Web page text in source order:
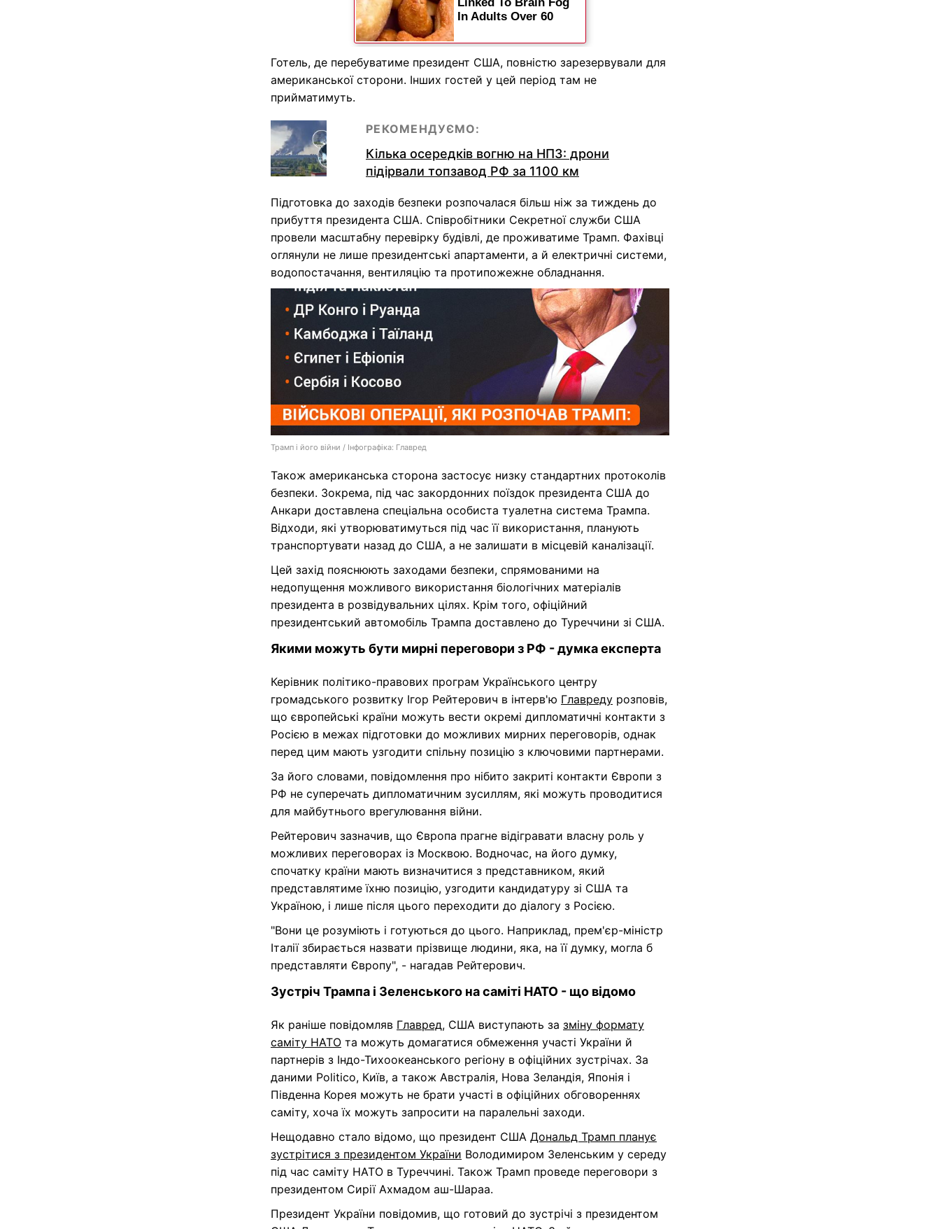
Готель, де перебуватиме президент США, повністю зарезервували для
американської сторони. Інших гостей у цей період там не
прийматимуть.
РЕКОМЕНДУЄМО:
Кілька осередків вогню на НПЗ: дрони
підірвали топзавод РФ за 1100 км
Підготовка до заходів безпеки розпочалася більш ніж за тиждень до
прибуття президента США. Співробітники Секретної служби США
провели масштабну перевірку будівлі, де проживатиме Трамп. Фахівці
оглянули не лише президентські апартаменти, а й електричні системи,
водопостачання, вентиляцію та протипожежне обладнання.
Трамп і його війни / Інфографіка: Главред
Також американська сторона застосує низку стандартних протоколів
безпеки. Зокрема, під час закордонних поїздок президента США до
Анкари доставлена спеціальна особиста туалетна система Трампа.
Відходи, які утворюватимуться під час її використання, планують
транспортувати назад до США, а не залишати в місцевій каналізації.
Цей захід пояснюють заходами безпеки, спрямованими на
недопущення можливого використання біологічних матеріалів
президента в розвідувальних цілях. Крім того, офіційний
президентський автомобіль Трампа доставлено до Туреччини зі США.
Якими можуть бути мирні переговори з РФ - думка експерта
Керівник політико-правових програм Українського центру
громадського розвитку Ігор Рейтерович в інтерв'ю Главреду розповів,
що європейські країни можуть вести окремі дипломатичні контакти з
Росією в межах підготовки до можливих мирних переговорів, однак
перед цим мають узгодити спільну позицію з ключовими партнерами.
За його словами, повідомлення про нібито закриті контакти Європи з
РФ не суперечать дипломатичним зусиллям, які можуть проводитися
для майбутнього врегулювання війни.
Рейтерович зазначив, що Європа прагне відігравати власну роль у
можливих переговорах із Москвою. Водночас, на його думку,
спочатку країни мають визначитися з представником, який
представлятиме їхню позицію, узгодити кандидатуру зі США та
Україною, і лише після цього переходити до діалогу з Росією.
"Вони це розуміють і готуються до цього. Наприклад, прем'єр-міністр
Італії збирається назвати прізвище людини, яка, на її думку, могла б
представляти Європу", - нагадав Рейтерович.
Зустріч Трампа і Зеленського на саміті НАТО - що відомо
Як раніше повідомляв Главред, США виступають за зміну формату
саміту НАТО та можуть домагатися обмеження участі України й
партнерів з Індо-Тихоокеанського регіону в офіційних зустрічах. За
даними Politico, Київ, а також Австралія, Нова Зеландія, Японія і
Південна Корея можуть не брати участі в офіційних обговореннях
саміту, хоча їх можуть запросити на паралельні заходи.
Нещодавно стало відомо, що президент США Дональд Трамп планує
зустрітися з президентом України Володимиром Зеленським у середу
під час саміту НАТО в Туреччині. Також Трамп проведе переговори з
президентом Сирії Ахмадом аш-Шараа.
Президент України повідомив, що готовий до зустрічі з президентом